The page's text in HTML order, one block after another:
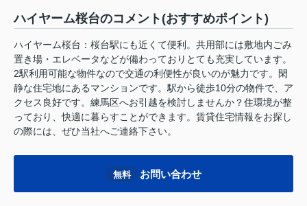
ハイヤーム桜台のコメント(おすすめポイント)
ハイヤーム桜台：桜台駅にも近くて便利。共用部には敷地内ごみ
置き場・エレベータなどが備わっておりとても充実しています。
2駅利用可能な物件なので交通の利便性が良いのが魅力です。閑
静な住宅地にあるマンションです。駅から徒歩10分の物件で、ア
クセス良好です。練馬区へお引越を検討しませんか？住環境が整
っており、快適に暮らすことができます。賃貸住宅情報をお探し
の際には、ぜひ当社へご連絡下さい。
無料 お問い合わせ